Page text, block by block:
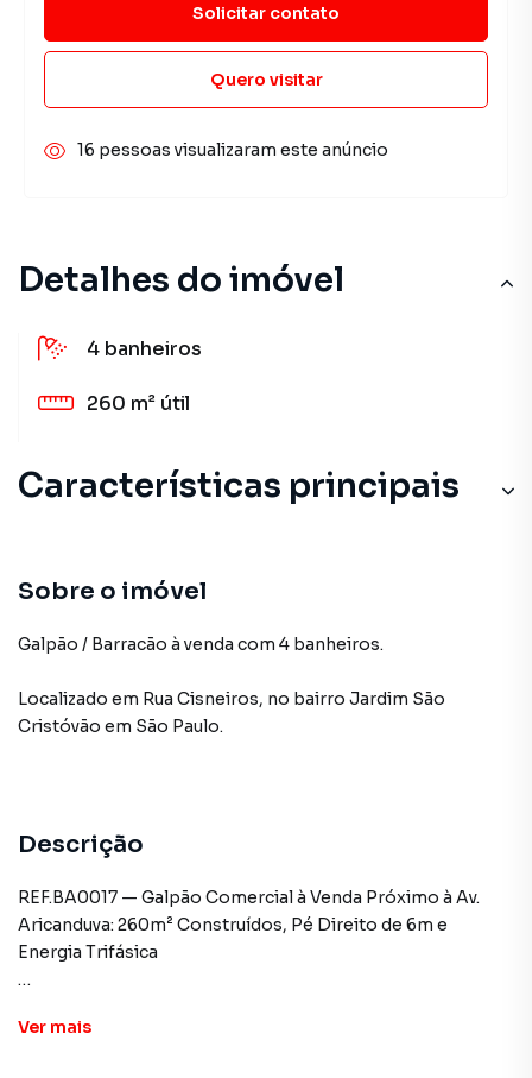
Detalhes do imóvel
4 banheiros
260 m² útil
Características principais
Sobre o imóvel
Galpão / Barracão à venda com 4 banheiros.
Localizado em Rua Cisneiros, no bairro Jardim São
Cristóvão em São Paulo.
Descrição
REF.BA0017 — Galpão Comercial à Venda Próximo à Av.
Aricanduva: 260m² Construídos, Pé Direito de 6m e
Energia Trifásica
estratégica, próximo à movimentada Avenida Aricanduva,
Ver mais
Solicitar contato
Quero visitar
16 pessoas visualizaram este anúncio